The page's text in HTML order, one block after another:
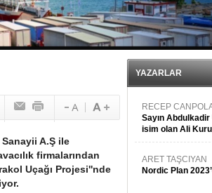
kazanımla sonuçlandı
mahsur kaldı!
yeni sevkiyat taleplerini durdurdu
yan sanayinin sorunlarını tartıştı
projesinde karar çıktı
Sanayii A.Ş ile
firmalarından
Uçağı Projesi''nde
YAZARLAR
RECEP
Sayın
isim olan Ali
danışıyorsunuz?
ARET TAŞCIYAN
Nordic Plan